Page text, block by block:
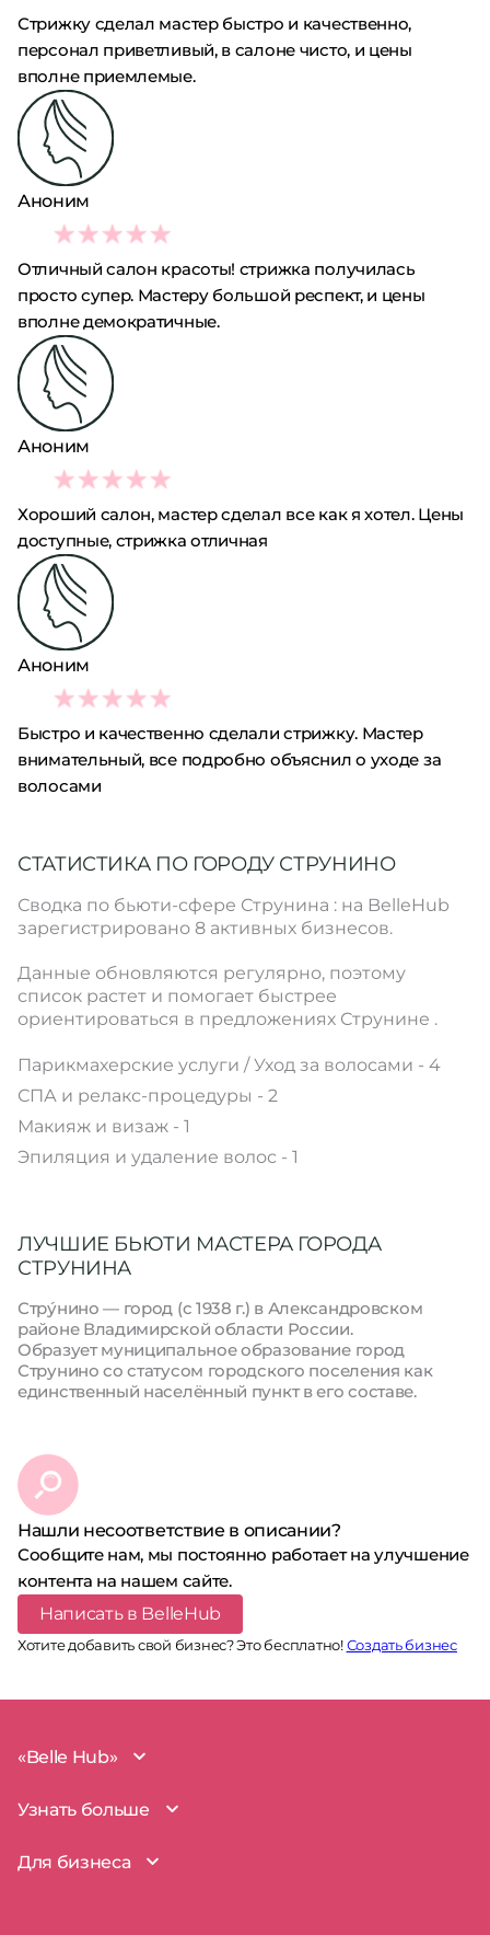
Стрижку сделал мастер быстро и качественно,
персонал приветливый, в салоне чисто, и цены
вполне приемлемые.
Аноним
5
Отличный салон красоты! стрижка получилась
просто супер. Мастеру большой респект, и цены
вполне демократичные.
Аноним
5
Хороший салон, мастер сделал все как я хотел. Цены
доступные, стрижка отличная
Аноним
5
Быстро и качественно сделали стрижку. Мастер
внимательный, все подробно объяснил о уходе за
волосами
СТАТИСТИКА ПО ГОРОДУ СТРУНИНО
Сводка по бьюти-сфере Струнина : на BelleHub
зарегистрировано 8 активных бизнесов.
Данные обновляются регулярно, поэтому
список растет и помогает быстрее
ориентироваться в предложениях Струнине .
Парикмахерские услуги / Уход за волосами - 4
СПА и релакс-процедуры - 2
Макияж и визаж - 1
Эпиляция и удаление волос - 1
ЛУЧШИЕ БЬЮТИ МАСТЕРА ГОРОДА
СТРУНИНА
Стру́нино — город (с 1938 г.) в Александровском
районе Владимирской области России.
Образует муниципальное образование город
Струнино со статусом городского поселения как
единственный населённый пункт в его составе.
Нашли несоответствие в описании?
Сообщите нам, мы постоянно работает на улучшение
контента на нашем сайте.
Написать в BelleHub
Хотите добавить свой бизнес? Это бесплатно!Создать бизнес
«Belle Hub»
О проекте
Наша команда
Узнать больше
BelleHub для вас
Для бизнеса